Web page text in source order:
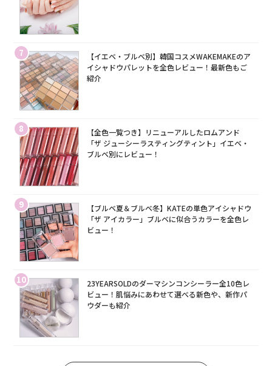
7
【イエベ・ブルベ別】韓国コスメWAKEMAKEのア
イシャドウパレットを全色レビュー！最新色もご
紹介
8
【全色一覧つき】リニューアルしたロムアンド
「ザ ジューシーラスティングティント」イエベ・
ブルベ別にレビュー！
9
【ブルベ夏＆ブルベ冬】KATEの単色アイシャドウ
「ザ アイカラー」ブルベに似合うカラーを全色レ
ビュー！
10
23YEARSOLDのダーマシンコンシーラー全10色レ
ビュー！肌悩みにあわせて選べる新色や、新作パ
ウダーも紹介